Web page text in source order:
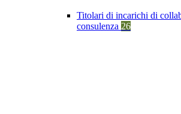
Titolari di incarichi di
consulenza 26